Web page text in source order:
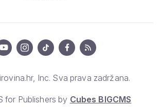
Inc. Sva prava zadržana.
for Publishers by Cubes BIGCMS